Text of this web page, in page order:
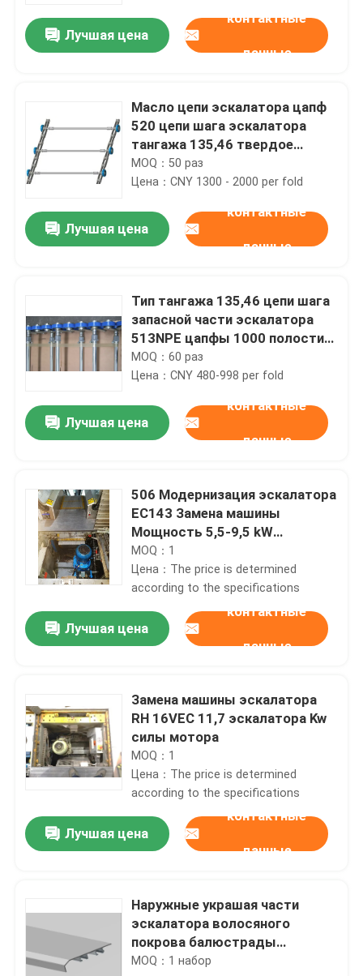
О нас
Лучшая цена
контактные
данные
Масло цепи эскалатора цапф
520 цепи шага эскалатора
тангажа 135,46 твердое
смазывает
MOQ：50 раз
Цена：CNY 1300 - 2000 per fold
Лучшая цена
контактные
данные
Тип тангажа 135,46 цепи шага
запасной части эскалатора
513NPE цапфы 1000 полости
эскалатора
MOQ：60 раз
Цена：CNY 480-998 per fold
Лучшая цена
контактные
данные
506 Модернизация эскалатора
EC143 Замена машины
Мощность 5,5-9,5 kW
200/380/400/415 Напряжение
50/60 Гц
MOQ：1
Цена：The price is determined
according to the specifications
Лучшая цена
контактные
данные
Замена машины эскалатора
RH 16VEC 11,7 эскалатора Kw
силы мотора
MOQ：1
Цена：The price is determined
according to the specifications
Лучшая цена
контактные
данные
Наружные украшая части
эскалатора волосяного
покрова балюстрады
эскалатора SUS304 запасные
MOQ：1 набор